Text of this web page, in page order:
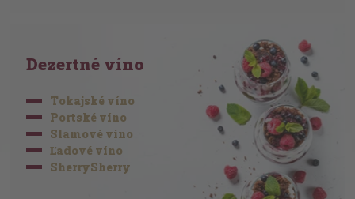
Dezertné víno
Tokajské víno
Portské víno
Slamové víno
Ľadové víno
SherrySherry